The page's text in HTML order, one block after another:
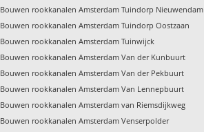
Bouwen rookkanalen Amsterdam Tuindorp Nieuwendam
Bouwen rookkanalen Amsterdam Tuindorp Oostzaan
Bouwen rookkanalen Amsterdam Tuinwijck
Bouwen rookkanalen Amsterdam Van der Kunbuurt
Bouwen rookkanalen Amsterdam Van der Pekbuurt
Bouwen rookkanalen Amsterdam Van Lennepbuurt
Bouwen rookkanalen Amsterdam van Riemsdijkweg
Bouwen rookkanalen Amsterdam Venserpolder